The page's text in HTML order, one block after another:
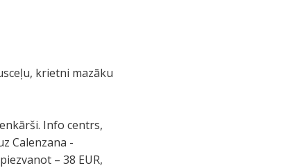
krietni mazāku
Info centrs,
Calenzana -
– 38 EUR,